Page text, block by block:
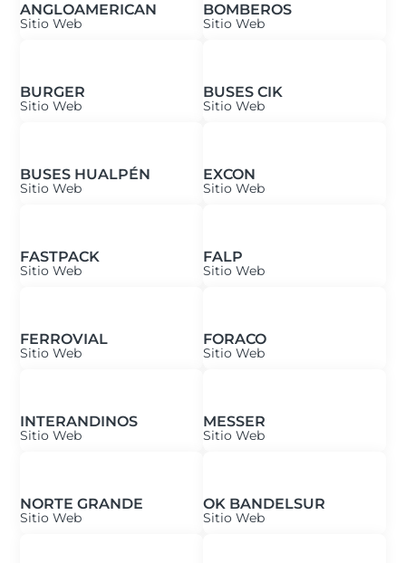
ANGLOAMERICAN
Sitio Web
BOMBEROS
Sitio Web
BURGER
Sitio Web
BUSES CIK
Sitio Web
BUSES HUALPÉN
Sitio Web
EXCON
Sitio Web
FASTPACK
Sitio Web
FALP
Sitio Web
FERROVIAL
Sitio Web
FORACO
Sitio Web
INTERANDINOS
Sitio Web
MESSER
Sitio Web
NORTE GRANDE
Sitio Web
OK BANDELSUR
Sitio Web